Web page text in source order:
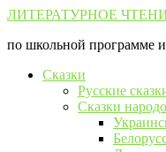
Перейти
контенту
ЛИТЕРАТУРНОЕ
по школьной программе и
Сказки
Русские
Сказки